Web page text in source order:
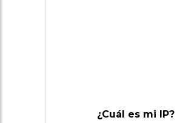
¿Cuál es mi IP?